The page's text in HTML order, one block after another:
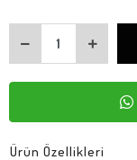
Ürün Özellikleri